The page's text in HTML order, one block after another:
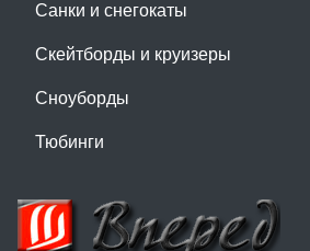
Санки и снегокаты
Скейтборды и круизеры
Сноуборды
Тюбинги